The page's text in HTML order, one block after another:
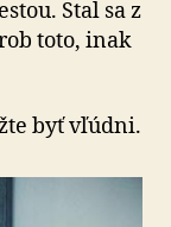
Stal sa z
toto, inak
byť vľúdni.